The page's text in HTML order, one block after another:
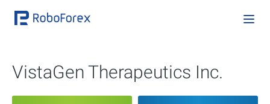
VistaGen Therapeutics Inc.